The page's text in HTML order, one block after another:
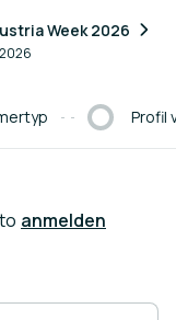
Week 2026
Profil
anmelden